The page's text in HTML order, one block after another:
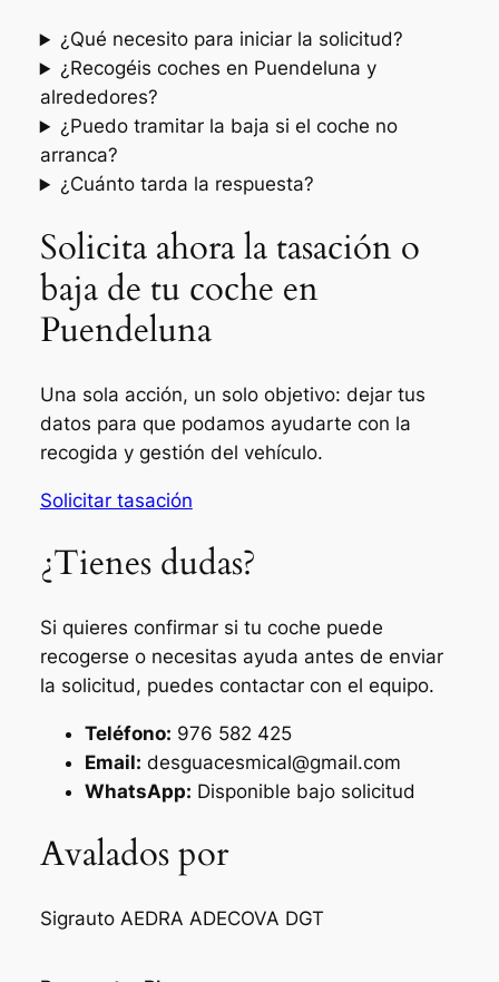
¿Qué necesito para iniciar la solicitud?
¿Recogéis coches en Puendeluna y
alrededores?
¿Puedo tramitar la baja si el coche no
arranca?
¿Cuánto tarda la respuesta?
Solicita ahora la tasación o
baja de tu coche en
Puendeluna
Una sola acción, un solo objetivo: dejar tus
datos para que podamos ayudarte con la
recogida y gestión del vehículo.
Solicitar tasación
¿Tienes dudas?
Si quieres confirmar si tu coche puede
recogerse o necesitas ayuda antes de enviar
la solicitud, puedes contactar con el equipo.
Teléfono: 976 582 425
Email: desguacesmical@gmail.com
WhatsApp: Disponible bajo solicitud
Avalados por
Sigrauto AEDRA ADECOVA DGT